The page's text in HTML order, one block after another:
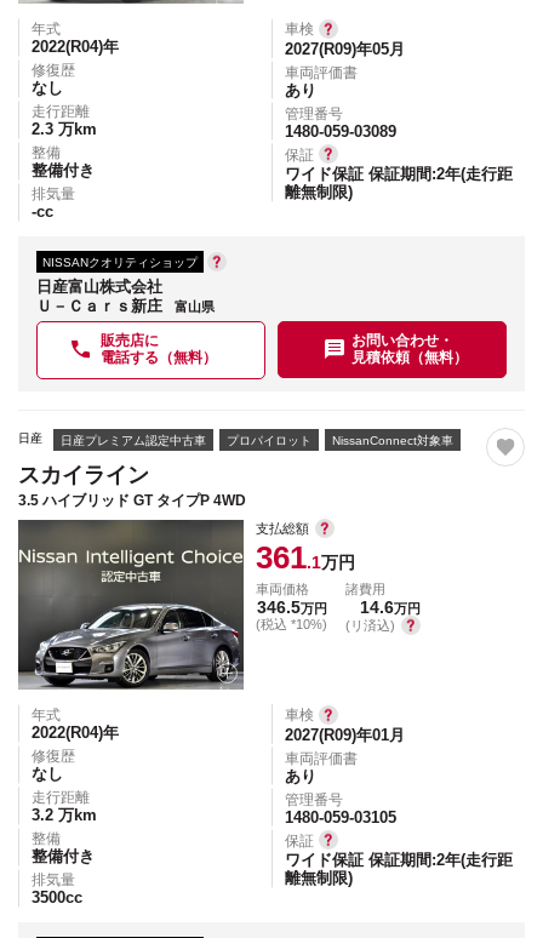
年式
2022(R04)年
修復歴
なし
走行距離
2.3 万km
整備
整備付き
排気量
-cc
車検
2027(R09)年05月
車両評価書
あり
管理番号
1480-059-03089
保証
ワイド保証 保証期間:2年(走行距
離無制限)
NISSANクオリティショップ
日産富山株式会社
Ｕ－Ｃａｒｓ新庄
富山県
販売店に
電話する（無料）
お問い合わせ・
見積依頼（無料）
日産 日産プレミアム認定中古車 プロパイロット NissanConnect対象車
スカイライン
3.5 ハイブリッド GT タイプP 4WD
支払総額
361.1万円
車両価格
346.5万円
(税込 *10%)
諸費用
14.6万円
(リ済込)
年式
2022(R04)年
修復歴
なし
走行距離
3.2 万km
整備
整備付き
排気量
3500cc
車検
2027(R09)年01月
車両評価書
あり
管理番号
1480-059-03105
保証
ワイド保証 保証期間:2年(走行距
離無制限)